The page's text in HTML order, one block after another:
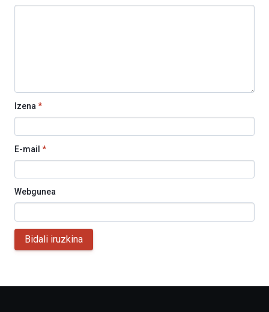
Izena*
E-mail *
Webgunea
Bidali iruzkina